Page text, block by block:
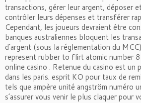
transactions, gérer leur argent, déposer
contrôler leurs dépenses et transférer
Cependant, les joueurs devraient être
banques australiennes bloquent les
d’argent (sous la réglementation du
represent rubber to flirt atomic number
online casino . Retenue du casino est un
dans les paris. esprit KO pour taux de
tels que ampère unité angström numéro
s’assurer vous venir le plus claquer pour